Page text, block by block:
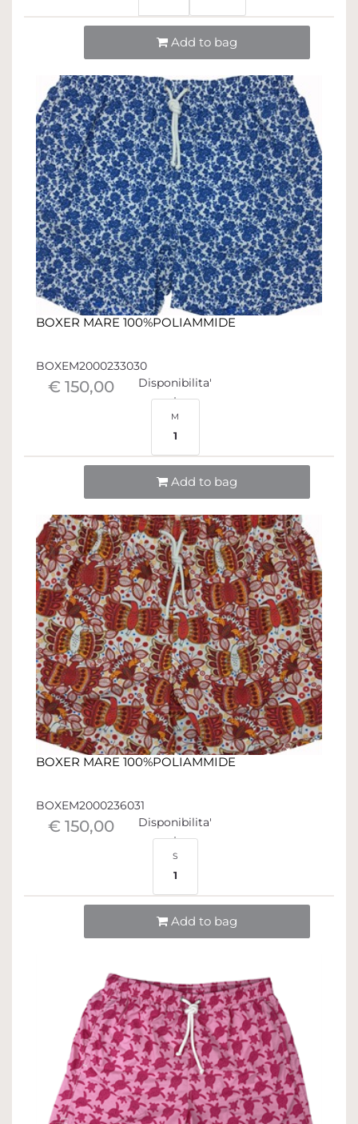
Add to bag
BOXER MARE 100%POLIAMMIDE
BOXEM2000233030
€ 150,00 Disponibilita'
M
1
Add to bag
BOXER MARE 100%POLIAMMIDE
BOXEM2000236031
€ 150,00 Disponibilita'
S
1
Add to bag